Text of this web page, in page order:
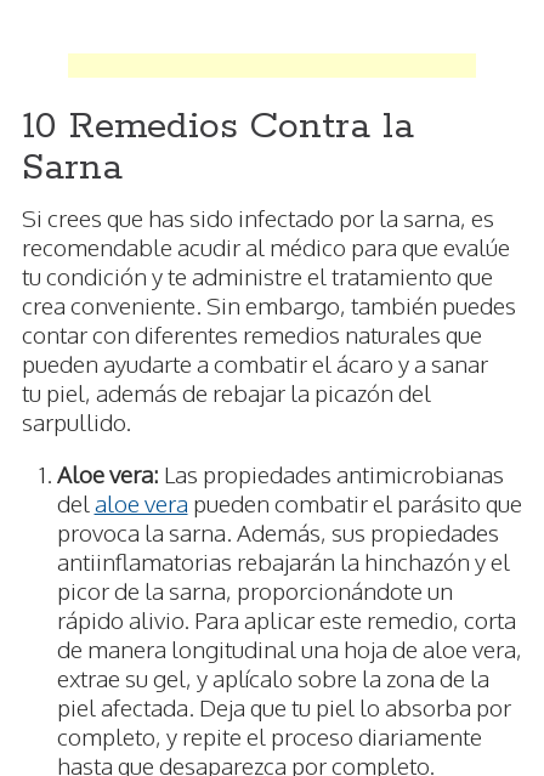
10 Remedios Contra la
Sarna
Si crees que has sido infectado por la sarna, es
recomendable acudir al médico para que evalúe
tu condición y te administre el tratamiento que
crea conveniente. Sin embargo, también puedes
contar con diferentes remedios naturales que
pueden ayudarte a combatir el ácaro y a sanar
tu piel, además de rebajar la picazón del
sarpullido.
Aloe vera: Las propiedades antimicrobianas
del aloe vera pueden combatir el parásito que
provoca la sarna. Además, sus propiedades
antiinflamatorias rebajarán la hinchazón y el
picor de la sarna, proporcionándote un
rápido alivio. Para aplicar este remedio, corta
de manera longitudinal una hoja de aloe vera,
extrae su gel, y aplícalo sobre la zona de la
piel afectada. Deja que tu piel lo absorba por
completo, y repite el proceso diariamente
hasta que desaparezca por completo.